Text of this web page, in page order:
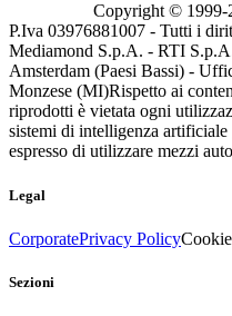
Copyright © 1999-
P.Iva 03976881007 - Tutti i
Mediamond S.p.A. - RTI
Amsterdam (Paesi Bassi) -
Monzese (MI)Rispetto ai
riprodotti è vietata ogni
sistemi di intelligenza
espresso di utilizzare mezzi
Legal
CorporatePrivacy Policy
Sezioni